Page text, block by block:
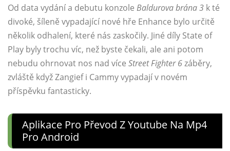
Od data vydání a debutu konzole Baldurova brána 3 k té
divoké, šíleně vypadající nové hře Enhance bylo určitě
několik odhalení, které nás zaskočily. Jiné díly State of
Play byly trochu víc, než byste čekali, ale ani potom
nebudu ohrnovat nos nad více Street Fighter 6záběry,
zvláště když Zangief i Cammy vypadají v novém
příspěvku fantasticky.
Aplikace Pro Převod Z Youtube Na Mp4
Pro Android